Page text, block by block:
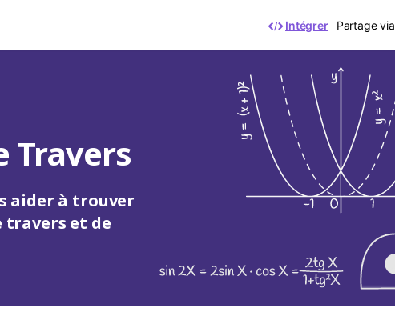
Intégrer Partage via
Travers
aider à trouver
travers et de